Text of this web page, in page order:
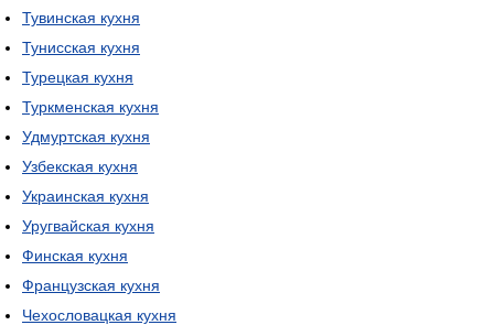
Тувинская кухня
Тунисская кухня
Турецкая кухня
Туркменская кухня
Удмуртская кухня
Узбекская кухня
Украинская кухня
Уругвайская кухня
Финская кухня
Французская кухня
Чехословацкая кухня